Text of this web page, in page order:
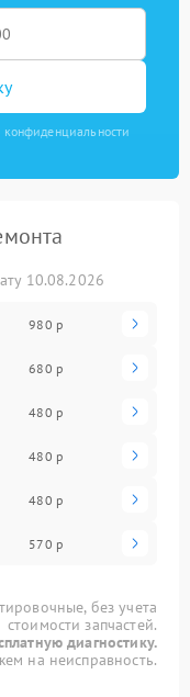
10.08.2026
980 р
680 р
480 р
480 р
480 р
570 р
без учета
стоимости запчастей.
диагностику.
на неисправность.